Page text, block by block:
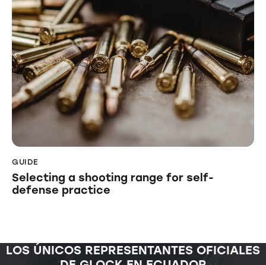
GUIDE
Selecting a shooting range for self-
defense practice
LOS ÚNICOS REPRESENTANTES OFICIALES